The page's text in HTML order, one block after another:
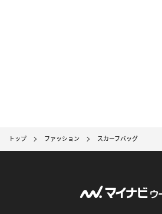
トップ ファッション スカーフバッグ